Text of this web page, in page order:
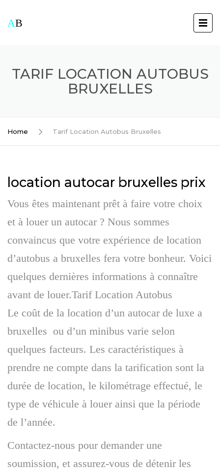
AB
TARIF LOCATION AUTOBUS
BRUXELLES
Home Tarif Location Autobus Bruxelles
location autocar bruxelles prix
Vous êtes maintenant prêt à faire votre choix
et à louer un autocar ? Nous sommes
convaincus que votre expérience de location
d’autobus a bruxelles fera votre bonheur. Voici
quelques dernières informations à connaître
avant de louer.Tarif Location Autobus
Le coût de la location d’un autocar de luxe a
bruxelles ou d’un minibus varie selon
quelques facteurs. Les caractéristiques à
prendre ne compte dans la tarification sont la
durée de location, le kilométrage effectué, le
type de véhicule à louer ainsi que la période
de l’année.
Contactez-nous pour demander une
soumission, et assurez-vous de détenir les